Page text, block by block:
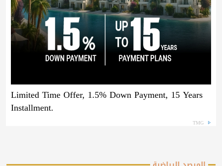
Limited Time Offer, 1.5% Down Payment, 15 Years
Installment.
TMG